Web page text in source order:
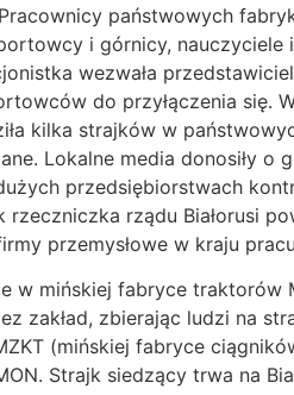
państwowych
i górnicy, nauczyciele
wezwała
do przyłączenia się.
kilka strajków w
Lokalne media donosiły o
przedsiębiorstwach
rządu Białorusi
przemysłowe w kraju
w mińskiej fabryce traktorów
zakład, zbierając ludzi na
(mińskiej fabryce
Strajk siedzący trwa na